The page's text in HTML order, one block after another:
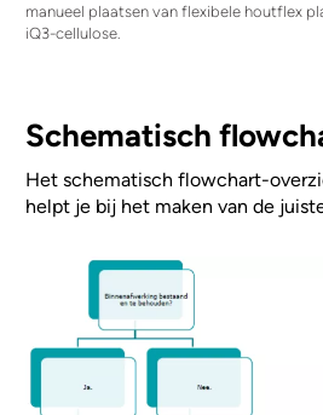
manueel plaatsen van flexibele houtflex
iQ3-cellulose.
Schematisch
Het schematisch flowchart-
helpt je bij het maken van de